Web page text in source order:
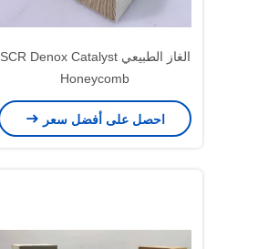
الغاز الطبيعي SCR Denox Catalyst
Honeycomb
احصل على أفضل سعر